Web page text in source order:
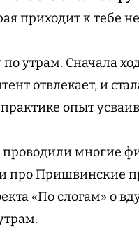
приходит к тебе
утрам. Сначала
отвлекает, и
опыт
многие
про Пришвинские
«По слогам» о